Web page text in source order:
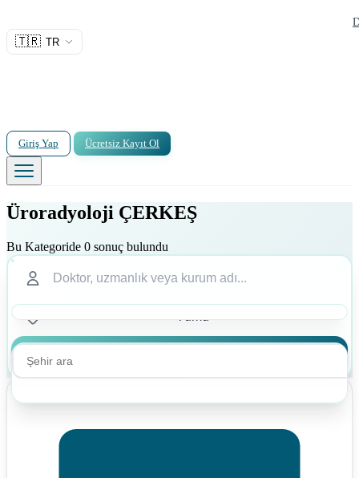
🇹🇷 TR
Giriş Yap Ücretsiz Kayıt Ol
Üroradyoloji ÇERKEŞ
Bu Kategoride 0 sonuç bulundu